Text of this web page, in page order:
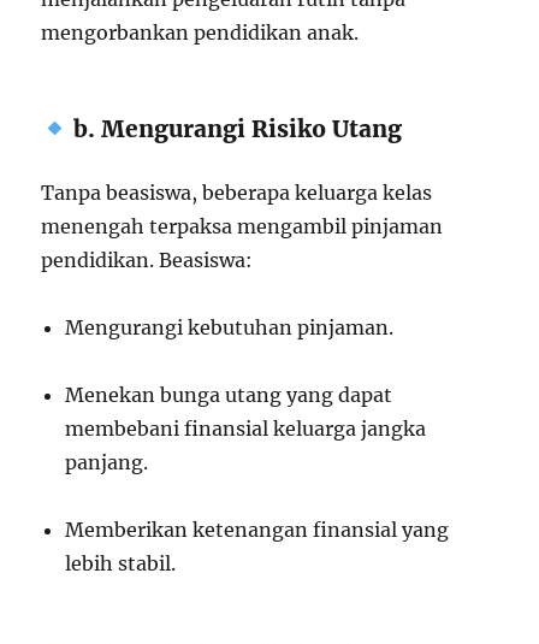
mengorbankan pendidikan anak.
b. Mengurangi Risiko Utang
Tanpa beasiswa, beberapa keluarga kelas
menengah terpaksa mengambil pinjaman
pendidikan. Beasiswa:
Mengurangi kebutuhan pinjaman.
Menekan bunga utang yang dapat
membebani finansial keluarga jangka
panjang.
Memberikan ketenangan finansial yang
lebih stabil.